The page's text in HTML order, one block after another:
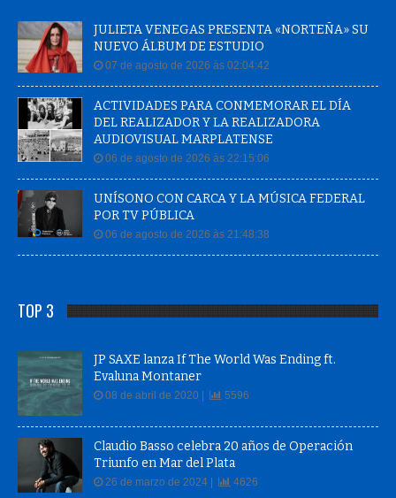
JULIETA VENEGAS PRESENTA «NORTEÑA» SU
NUEVO ÁLBUM DE ESTUDIO
07 de agosto de 2026 às 02:04:42
ACTIVIDADES PARA CONMEMORAR EL DÍA
DEL REALIZADOR Y LA REALIZADORA
AUDIOVISUAL MARPLATENSE
06 de agosto de 2026 às 22:15:06
UNÍSONO CON CARCA Y LA MÚSICA FEDERAL
POR TV PÚBLICA
06 de agosto de 2026 às 21:48:38
TOP 3
JP SAXE lanza If The World Was Ending ft.
Evaluna Montaner
08 de abril de 2020 | 5596
Claudio Basso celebra 20 años de Operación
Triunfo en Mar del Plata
26 de marzo de 2024 | 4626